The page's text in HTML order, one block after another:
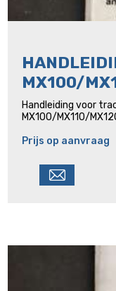
MX100/
Handleiding voor
MX100/MX110/
Prijs op aanvraag